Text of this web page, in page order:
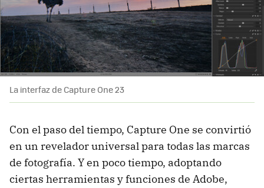
La interfaz de Capture One 23
Con el paso del tiempo, Capture One se convirtió
en un revelador universal para todas las marcas
de fotografía. Y en poco tiempo, adoptando
ciertas herramientas y funciones de Adobe,